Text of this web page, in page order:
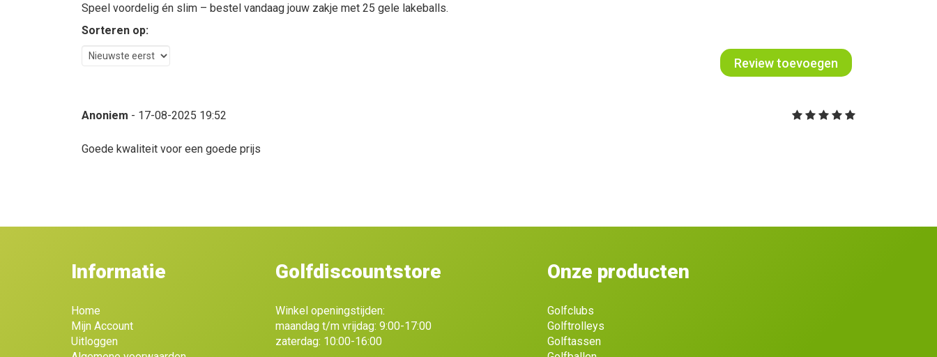
Speel voordelig én slim – bestel vandaag jouw zakje met 25 gele lakeballs.
Sorteren op:
Review toevoegen
Anoniem - 17-08-2025 19:52
Goede kwaliteit voor een goede prijs
Informatie
Home
Mijn Account
Uitloggen
Golfdiscountstore
Winkel openingstijden:
maandag t/m vrijdag: 9:00-17:00
zaterdag: 10:00-16:00
Onze producten
Golfclubs
Golftrolleys
Golftassen